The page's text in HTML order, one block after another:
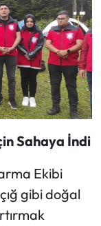
Sahaya İndi
Ekibi
gibi doğal